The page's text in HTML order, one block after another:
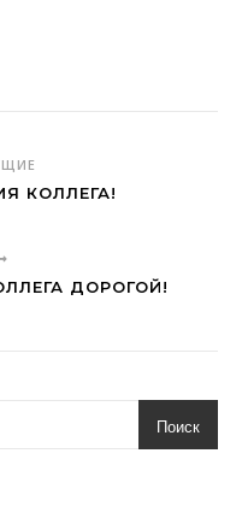
КОЛЛЕГА!
ДОРОГОЙ!
Поиск